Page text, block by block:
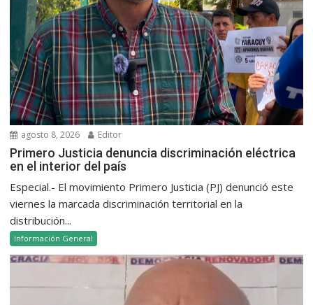
agosto 8, 2026 Editor
Primero Justicia denuncia discriminación eléctrica
en el interior del país
Especial.- El movimiento Primero Justicia (PJ) denunció este
viernes la marcada discriminación territorial en la
distribución...
Información General